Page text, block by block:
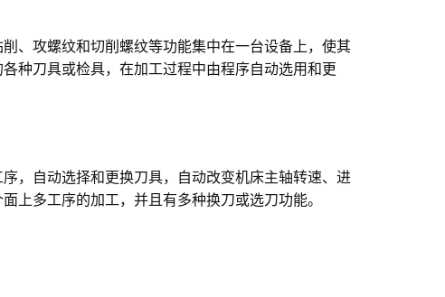
、攻螺纹和切削螺纹等功能集中在一台设备上，使其
种刀具或检具，在加工过程中由程序自动选用和更
，自动选择和更换刀具，自动改变机床主轴转速、进
上多工序的加工，并且有多种换刀或选刀功能。